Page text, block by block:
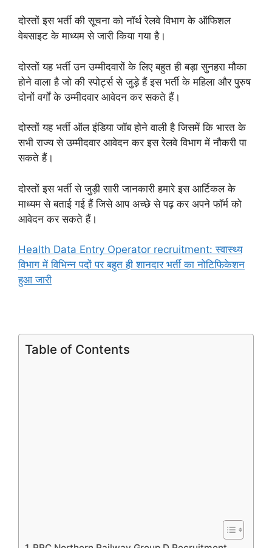
दोस्तों इस भर्ती की सूचना को नॉर्थ रेलवेविभाग के ऑफिशल
वेबसाइट के माध्यम से जारी किया गया है।
दोस्तों यह भर्ती उन उम्मीदवारों के लिए बहुत ही बड़ा सुनहरा मौका
होने वाला है जो की स्पोर्ट्स से जुड़े हैं इस भर्ती के महिला और पुरुष
दोनों वर्गों के उम्मीदवार आवेदन कर सकते हैं।
दोस्तों यह भर्ती ऑल इंडिया जॉब होने वाली है जिसमें कि भारत के
सभी राज्य से उम्मीदवार आवेदन कर इस रेलवे विभाग में नौकरी पा
सकते हैं।
दोस्तों इस भर्ती से जुड़ी सारी जानकारी हमारे इस आर्टिकल के
माध्यम से बताई गई हैं जिसे आप अच्छे से पढ़ कर अपने फॉर्म को
आवेदन कर सकते हैं।
Health Data Entry Operator recruitment: स्वास्थ्य
विभाग में विभिन्न पदों पर बहुत ही शानदार भर्ती का नोटिफिकेशन
हुआ जारी
Table of Contents